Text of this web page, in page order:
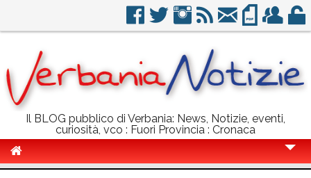
Il BLOG pubblico di Verbania: News, Notizie, eventi,
curiosità, vco : Fuori Provincia : Cronaca